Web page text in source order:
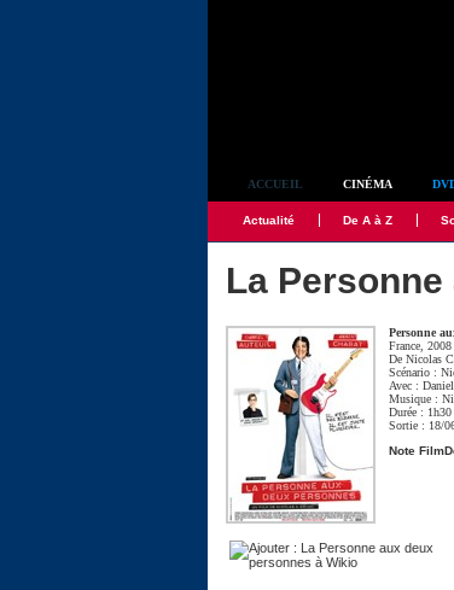
ACCUEIL CINÉMA
Actualité De A à Z
La
Personne
France, 2008
DeNicolas
Scénario :
Avec :
Musique :
Durée : 1h30
Sortie : 18/
Note